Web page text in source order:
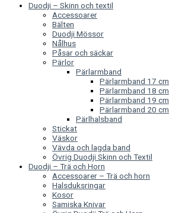
Duodji – Skinn och textil
Accessoarer
Bälten
Duodji Mössor
Nålhus
Påsar och säckar
Pärlor
Pärlarmband
Pärlarmband 17 cm
Pärlarmband 18 cm
Pärlarmband 19 cm
Pärlarmband 20 cm
Pärlhalsband
Stickat
Väskor
Vävda och lagda band
Övrig Duodji Skinn och Textil
Duodji – Trä och Horn
Accessoarer – Trä och horn
Halsduksringar
Kosor
Samiska Knivar